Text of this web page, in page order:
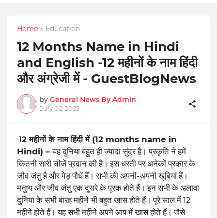
Home Education
12 Months Name in Hindi
and English -12 महीनों के नाम हिंदी
और अंग्रेजी में - GuestBlogNews
by General News By Admin
July 02, 2023
12 महीनों के नाम हिंदी में (12 months name in
Hindi) –यह दुनिया बहुत ही ज्यादा सुंदर है। प्रकृति ने हमें
कितनी सारी चीजें प्रदान की है। इस धरती पर अनेकों प्रकार के
जीव जंतु है और पेड़ पौधें हैं। सभी की अपनी-अपनी खूबियां हैं।
मनुष्य और जीव जंतु एक दूसरे के पूरक होते हैं। इन सभी के अलावा
दुनिया के सभी बारह महीने भी बहुत खास होते हैं। पूरे साल में 12
महीने होते हैं। यह सभी महीने अपने आप में खास होते हैं। जैसे